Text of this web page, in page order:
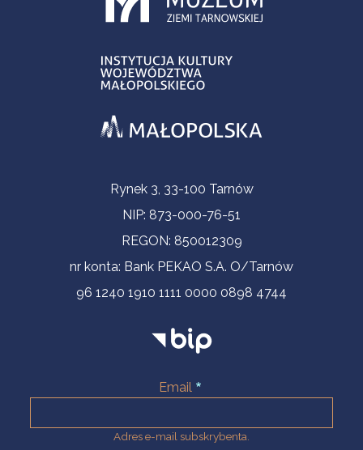
Informacje kontaktoweRynek 3, 33-100 Tarnów
NIP: 873-000-76-51
REGON: 850012309
nr konta: Bank PEKAO S.A. O/Tarnów
96 1240 1910 1111 0000 0898 4744
Email
Adres e-mail subskrybenta.